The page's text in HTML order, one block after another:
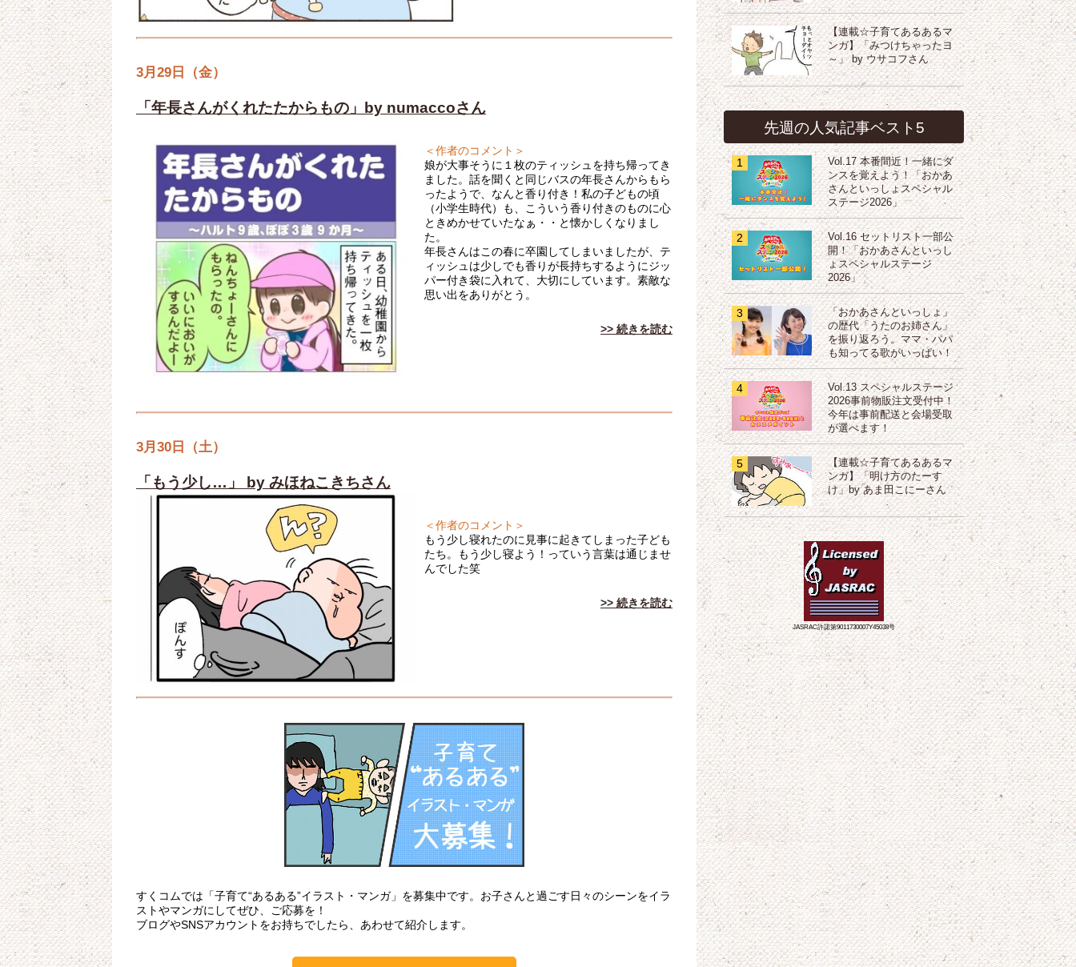
3月29日（金）
「年長さんがくれたたからもの」by numaccoさん
＜作者のコメント＞
娘が大事そうに１枚のティッシュを持ち帰ってき
ました。話を聞くと同じバスの年長さんからもら
ったようで、なんと香り付き！私の子どもの頃
（小学生時代）も、こういう香り付きのものに心
ときめかせていたなぁ・・と懐かしくなりまし
た。
年長さんはこの春に卒園してしまいましたが、テ
ィッシュは少しでも香りが長持ちするようにジッ
パー付き袋に入れて、大切にしています。素敵な
思い出をありがとう。
>> 続きを読む
3月30日（土）
「もう少し…」 by みほねこきちさん
＜作者のコメント＞
もう少し寝れたのに見事に起きてしまった子ども
たち。もう少し寝よう！っていう言葉は通じませ
んでした笑
>> 続きを読む
すくコムでは「子育て“あるある”イラスト・マンガ」を募集中です。お子さんと過ごす日々のシーンをイラ
ストやマンガにしてぜひ、ご応募を！
ブログやSNSアカウントをお持ちでしたら、あわせて紹介します。
【連載☆子育てあるあるマ
ンガ】「みつけちゃったヨ
～」 by ウサコフさん
先週の人気記事ベスト5
1
Vol.17 本番間近！一緒にダ
ンスを覚えよう！「おかあ
さんといっしょスペシャル
ステージ2026」
2
Vol.16 セットリスト一部公
開！「おかあさんといっし
ょスペシャルステージ
2026」
3
「おかあさんといっしょ」
の歴代「うたのお姉さん」
を振り返ろう。ママ・パパ
も知ってる歌がいっぱい！
4
Vol.13 スペシャルステージ
2026事前物販注文受付中！
今年は事前配送と会場受取
が選べます！
5
【連載☆子育てあるあるマ
ンガ】「明け方のたーす
け」by あま田こにーさん
JASRAC許諾第9011730007Y45038号